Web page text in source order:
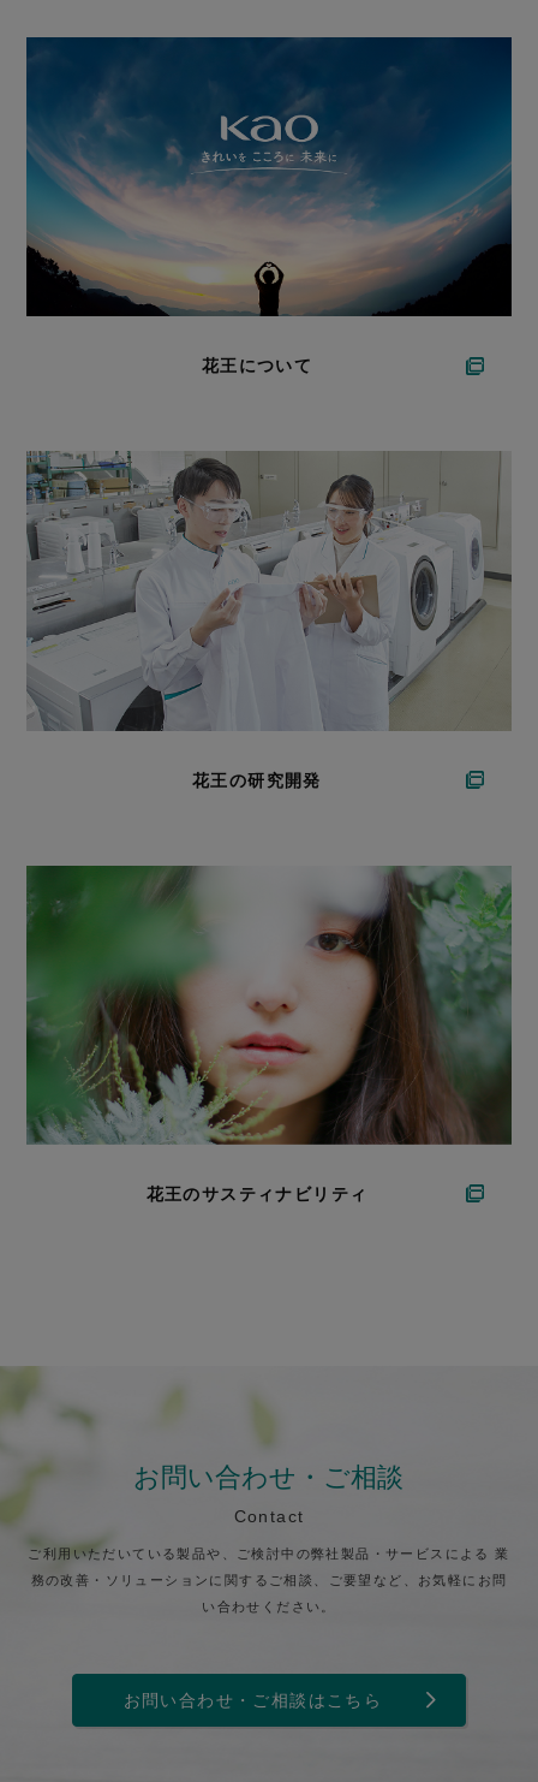
花王について
花王の研究開発
花王のサスティナビリティ
お問い合わせ・ご相談
Contact
ご利用いただいている製品や、ご検討中の弊社製品・サービスによる 業
務の改善・ソリューションに関するご相談、ご要望など、お気軽にお問
い合わせください。
お問い合わせ・ご相談はこちら